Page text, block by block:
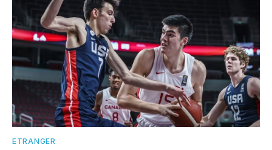
ETRANGER